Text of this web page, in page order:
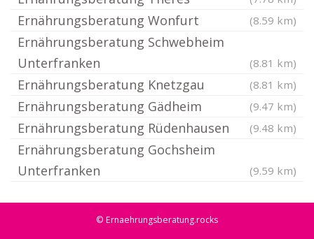
Ernährungsberatung Wonfurt (8.59 km)
Ernährungsberatung Schwebheim
Unterfranken
(8.81 km)
Ernährungsberatung Knetzgau (8.81 km)
Ernährungsberatung Gädheim (9.47 km)
Ernährungsberatung Rüdenhausen (9.48 km)
Ernährungsberatung Gochsheim
Unterfranken
(9.59 km)
© Ernaehrungsberatung.rocks